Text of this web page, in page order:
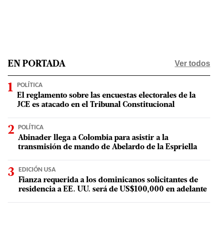
EN PORTADA Ver todos
POLÍTICA
El reglamento sobre las encuestas electorales de la
JCE es atacado en el Tribunal Constitucional
POLÍTICA
Abinader llega a Colombia para asistir a la
transmisión de mando de Abelardo de la Espriella
EDICIÓN USA
Fianza requerida a los dominicanos solicitantes de
residencia a EE. UU. será de US$100,000 en adelante